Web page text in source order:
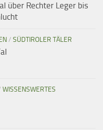
über Rechter Leger bis
/ SÜDTIROLER TÄLER
WISSENSWERTES